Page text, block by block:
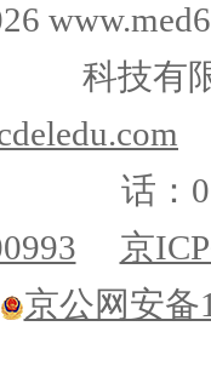
科技有
话：
京
京公网安备